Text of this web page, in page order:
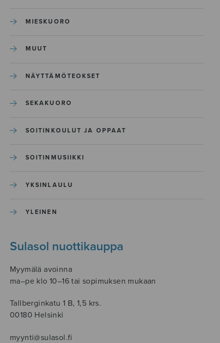
MIESKUORO
MUUT
NÄYTTÄMÖTEOKSET
SEKAKUORO
SOITINKOULUT JA OPPAAT
SOITINMUSIIKKI
YKSINLAULU
YLEINEN
Sulasol nuottikauppa
Myymälä avoinna
ma–pe klo 10–16 tai sopimuksen mukaan
Tallberginkatu 1 B, 1,5 krs.
00180 Helsinki
myynti@sulasol.fi